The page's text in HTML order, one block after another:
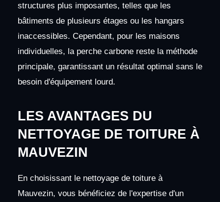
structures plus imposantes, telles que les
bâtiments de plusieurs étages ou les hangars
inaccessibles. Cependant, pour les maisons
individuelles, la perche carbone reste la méthode
principale, garantissant un résultat optimal sans le
besoin d'équipement lourd.
LES AVANTAGES DU
NETTOYAGE DE TOITURE À
MAUVEZIN
En choisissant le nettoyage de toiture à
Mauvezin, vous bénéficiez de l'expertise d'un